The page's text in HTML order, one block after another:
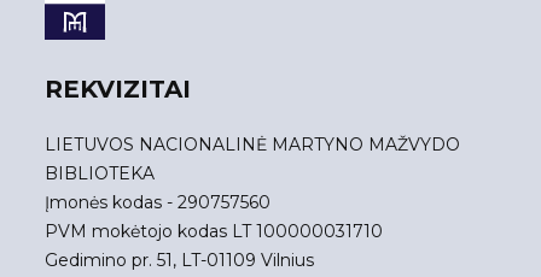
REKVIZITAI
LIETUVOS NACIONALINĖ MARTYNO MAŽVYDO
BIBLIOTEKA
Įmonės kodas - 290757560
PVM mokėtojo kodas LT 100000031710
Gedimino pr. 51, LT-01109 Vilnius